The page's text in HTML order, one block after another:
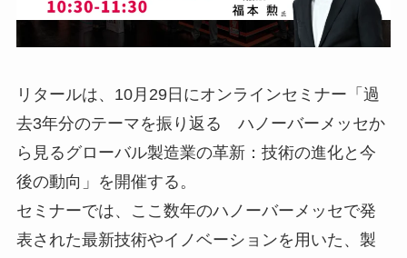
リタールは、10月29日にオンラインセミナー「過
去3年分のテーマを振り返る ハノーバーメッセか
ら見るグローバル製造業の革新：技術の進化と今
後の動向」を開催する。
セミナーでは、ここ数年のハノーバーメッセで発
表された最新技術やイノベーションを用いた、製